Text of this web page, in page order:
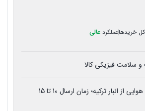
خریدهاعملکرد عالی
و سلامت فیزیکی کالا
ارسال با پست هوایی از انبار ترکیه؛ زمان ارسال 10 تا 15